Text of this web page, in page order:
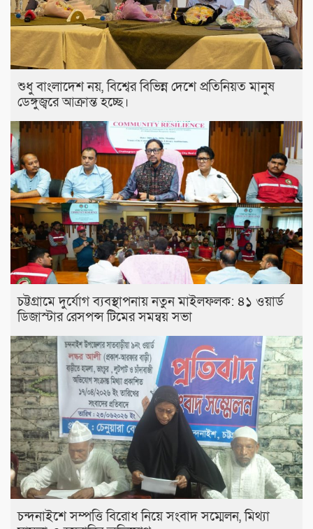
শুধু বাংলাদেশ নয়, বিশ্বের বিভিন্ন দেশে প্রতিনিয়ত মানুষ
ডেঙ্গুজ্বরে আক্রান্ত হচ্ছে।
চট্টগ্রামে দুর্যোগ ব্যবস্থাপনায় নতুন মাইলফলক: ৪১ ওয়ার্ড
ডিজাস্টার রেসপন্স টিমের সমন্বয় সভা
চন্দনাইশে সম্পত্তি বিরোধ নিয়ে সংবাদ সম্মেলন, মিথ্যা